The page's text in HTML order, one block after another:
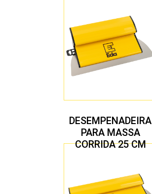
1,7 MM
DESEMPENADEIRA
PARA MASSA
CORRIDA 25 CM